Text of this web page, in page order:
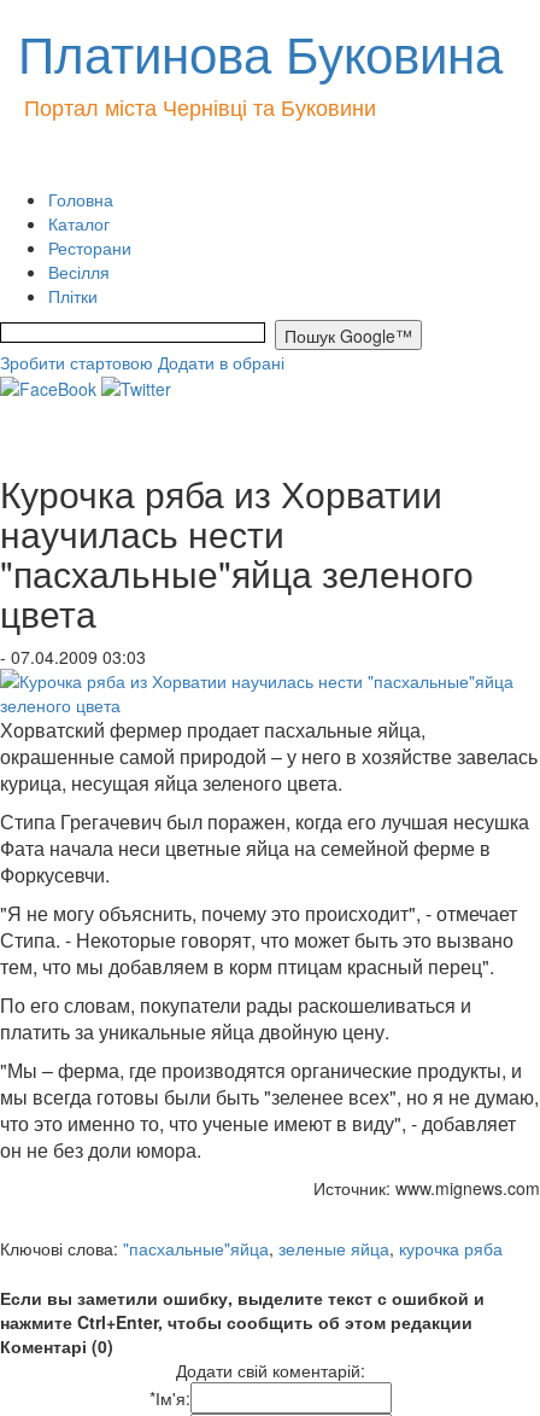
Платинова Буковина
Портал міста Чернівці та Буковини
Головна
Каталог
Ресторани
Весілля
Плітки
Зробити стартовою Додати в обрані
Курочка ряба из Хорватии
научилась нести
"пасхальные"яйца зеленого
цвета
- 07.04.2009 03:03
Хорватский фермер продает пасхальные яйца,
окрашенные самой природой – у него в хозяйстве завелась
курица, несущая яйца зеленого цвета.
Стипа Грегачевич был поражен, когда его лучшая несушка
Фата начала неси цветные яйца на семейной ферме в
Форкусевчи.
"Я не могу объяснить, почему это происходит", - отмечает
Стипа. - Некоторые говорят, что может быть это вызвано
тем, что мы добавляем в корм птицам красный перец".
По его словам, покупатели рады раскошеливаться и
платить за уникальные яйца двойную цену.
"Мы – ферма, где производятся органические продукты, и
мы всегда готовы были быть "зеленее всех", но я не думаю,
что это именно то, что ученые имеют в виду", - добавляет
он не без доли юмора.
Источник: www.mignews.com
Ключові слова: "пасхальные"яйца, зеленые яйца, курочка ряба
Если вы заметили ошибку, выделите текст с ошибкой и
нажмите Ctrl+Enter, чтобы сообщить об этом редакции
Коментарі (0)
Додати свій коментарій:
*Ім'я: